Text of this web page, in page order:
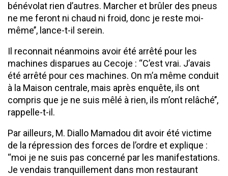
bénévolat rien d’autres. Marcher et brûler des pneus
ne me feront ni chaud ni froid, donc je reste moi-
même’’, lance-t-il serein.
Il reconnait néanmoins avoir été arrêté pour les
machines disparues au Cecoje : ‘‘C’est vrai. J’avais
été arrêté pour ces machines. On m’a même conduit
à la Maison centrale, mais après enquête, ils ont
compris que je ne suis mêlé à rien, ils m’ont relâché’’,
rappelle-t-il.
Par ailleurs, M. Diallo Mamadou dit avoir été victime
de la répression des forces de l’ordre et explique :
‘‘moi je ne suis pas concerné par les manifestations.
Je vendais tranquillement dans mon restaurant